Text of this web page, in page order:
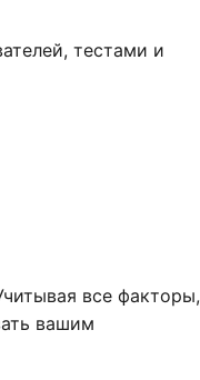
тестами и
все факторы,
вашим